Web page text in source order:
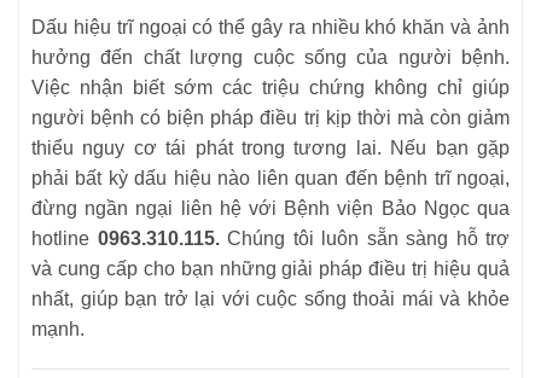
Dấu hiệu trĩ ngoại có thể gây ra nhiều khó khăn và ảnh
hưởng đến chất lượng cuộc sống của người bệnh.
Việc nhận biết sớm các triệu chứng không chỉ giúp
người bệnh có biện pháp điều trị kịp thời mà còn giảm
thiểu nguy cơ tái phát trong tương lai. Nếu bạn gặp
phải bất kỳ dấu hiệu nào liên quan đến bệnh trĩ ngoại,
đừng ngần ngại liên hệ với Bệnh viện Bảo Ngọc qua
hotline 0963.310.115.Chúng tôi luôn sẵn sàng hỗ trợ
và cung cấp cho bạn những giải pháp điều trị hiệu quả
nhất, giúp bạn trở lại với cuộc sống thoải mái và khỏe
mạnh.